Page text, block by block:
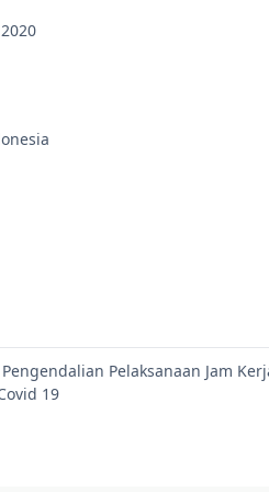
Pelaksanaan Jam
19